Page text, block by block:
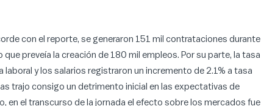
con el reporte, se generaron 151 mil contrataciones durante
preveía la creación de 180 mil empleos. Por su parte, la tasa
y los salarios registraron un incremento de 2.1% a tasa
trajo consigo un detrimento inicial en las expectativas de
en el transcurso de la jornada el efecto sobre los mercados fue